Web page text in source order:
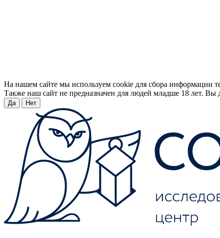
На нашем сайте мы используем cookie для сбора информации
Также наш сайт не предназначен для людей младше 18 лет. Вы
Да Нет